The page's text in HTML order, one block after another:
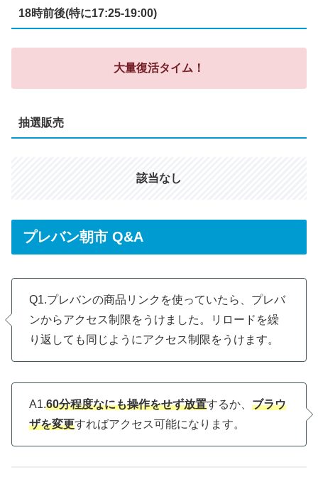
18時前後(特に17:25-19:00)
大量復活タイム！
抽選販売
該当なし
プレバン朝市 Q&A
Q1.プレバンの商品リンクを使っていたら、プレバ
ンからアクセス制限をうけました。リロードを繰
り返しても同じようにアクセス制限をうけます。
A1.60分程度なにも操作をせず放置するか、 ブラウ
ザを変更すればアクセス可能になります。